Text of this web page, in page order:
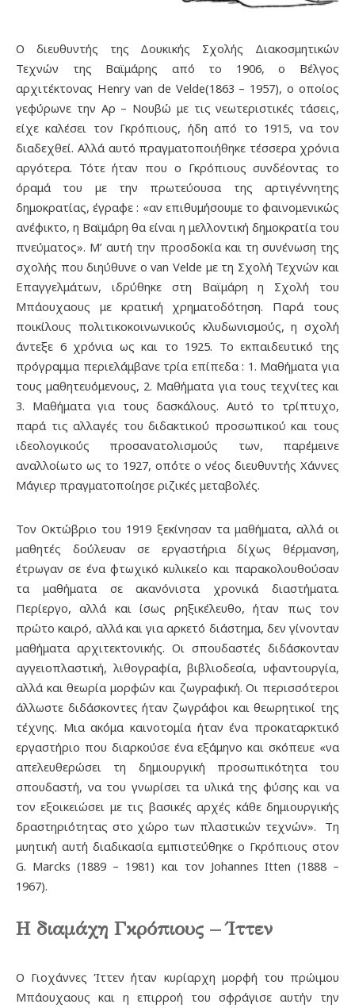
Ο διευθυντής της Δουκικής Σχολής Διακοσμητικών
Τεχνών της Βαϊμάρης από το 1906, ο Βέλγος
αρχιτέκτονας Henry van de Velde(1863 – 1957), ο οποίος
γεφύρωνε την Αρ – Νουβώ με τις νεωτεριστικές τάσεις,
είχε καλέσει τον Γκρόπιους, ήδη από το 1915, να τον
διαδεχθεί. Αλλά αυτό πραγματοποιήθηκε τέσσερα χρόνια
αργότερα. Τότε ήταν που ο Γκρόπιους συνδέοντας το
όραμά του με την πρωτεύουσα της αρτιγέννητης
δημοκρατίας, έγραφε : «αν επιθυμήσουμε το φαινομενικώς
ανέφικτο, η Βαϊμάρη θα είναι η μελλοντική δημοκρατία του
πνεύματος». Μ’ αυτή την προσδοκία και τη συνένωση της
σχολής που διηύθυνε ο van Velde με τη Σχολή Τεχνών και
Επαγγελμάτων, ιδρύθηκε στη Βαϊμάρη η Σχολή του
Μπάουχαους με κρατική χρηματοδότηση. Παρά τους
ποικίλους πολιτικοκοινωνικούς κλυδωνισμούς, η σχολή
άντεξε 6 χρόνια ως και το 1925. Το εκπαιδευτικό της
πρόγραμμα περιελάμβανε τρία επίπεδα : 1. Μαθήματα για
τους μαθητευόμενους, 2. Μαθήματα για τους τεχνίτες και
3. Μαθήματα για τους δασκάλους. Αυτό το τρίπτυχο,
παρά τις αλλαγές του διδακτικού προσωπικού και τους
ιδεολογικούς προσανατολισμούς των, παρέμεινε
αναλλοίωτο ως το 1927, οπότε ο νέος διευθυντής Χάννες
Μάγιερ πραγματοποίησε ριζικές μεταβολές.
Τον Οκτώβριο του 1919 ξεκίνησαν τα μαθήματα, αλλά οι
μαθητές δούλευαν σε εργαστήρια δίχως θέρμανση,
έτρωγαν σε ένα φτωχικό κυλικείο και παρακολουθούσαν
τα μαθήματα σε ακανόνιστα χρονικά διαστήματα.
Περίεργο, αλλά και ίσως ρηξικέλευθο, ήταν πως τον
πρώτο καιρό, αλλά και για αρκετό διάστημα, δεν γίνονταν
μαθήματα αρχιτεκτονικής. Οι σπουδαστές διδάσκονταν
αγγειοπλαστική, λιθογραφία, βιβλιοδεσία, υφαντουργία,
αλλά και θεωρία μορφών και ζωγραφική. Οι περισσότεροι
άλλωστε διδάσκοντες ήταν ζωγράφοι και θεωρητικοί της
τέχνης. Μια ακόμα καινοτομία ήταν ένα προκαταρκτικό
εργαστήριο που διαρκούσε ένα εξάμηνο και σκόπευε «να
απελευθερώσει τη δημιουργική προσωπικότητα του
σπουδαστή, να του γνωρίσει τα υλικά της φύσης και να
τον εξοικειώσει με τις βασικές αρχές κάθε δημιουργικής
δραστηριότητας στο χώρο των πλαστικών τεχνών». Τη
μυητική αυτή διαδικασία εμπιστεύθηκε ο Γκρόπιους στον
G. Marcks (1889 – 1981) και τον Johannes Itten (1888 –
1967).
Η διαμάχη Γκρόπιους – Ίττεν
Ο Γιοχάννες Ίττεν ήταν κυρίαρχη μορφή του πρώιμου
Μπάουχαους και η επιρροή του σφράγισε αυτήν την